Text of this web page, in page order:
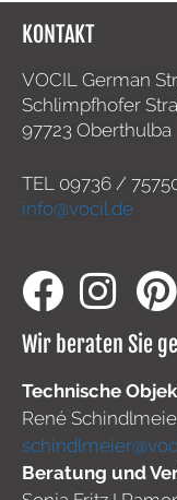
KONTAKT
VOCIL German
Schlimpfhofer
97723 Oberthulba
TEL 09736 /
info@vocil.de
Wir beraten Sie
Technische
René
Beratung und